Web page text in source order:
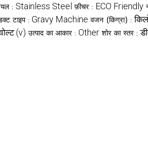
: Stainless Steel फ़ीचर : ECO Friendly
टाइप : Gravy Machine वजन (किग्रा) :
(v) उत्पाद का आकार : Other शोर का स्तर :